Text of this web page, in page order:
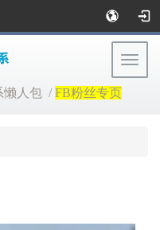
懒人包 /FB粉丝专页